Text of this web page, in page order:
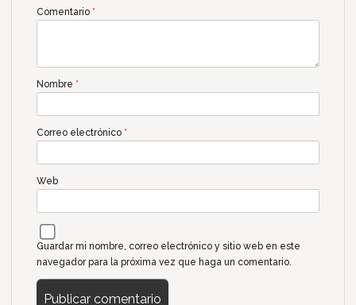
Comentario *
Nombre *
Correo electrónico *
Web
Guardar mi nombre, correo electrónico y sitio web en este
navegador para la próxima vez que haga un comentario.